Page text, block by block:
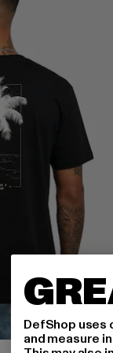
DefShop uses
and measure